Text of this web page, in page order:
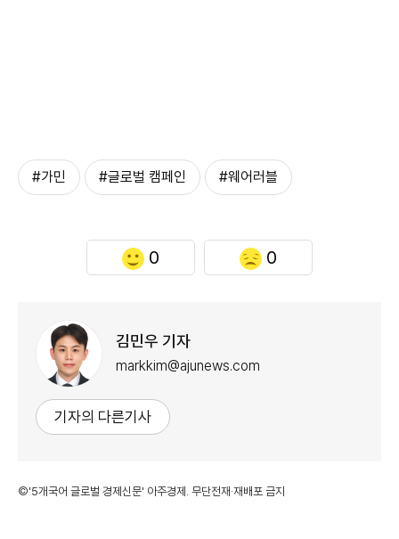
#가민 #글로벌 캠페인 #웨어러블
0 0
김민우 기자
markkim@ajunews.com
기자의 다른기사
©'5개국어 글로벌 경제신문' 아주경제. 무단전재·재배포 금지